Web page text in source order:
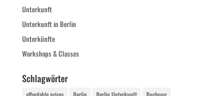
Unterkunft
Unterkunft in Berlin
Unterkünfte
Workshops & Classes
Schlagwörter
affordable prices Berlin Berlin Unterkunft
Buchung